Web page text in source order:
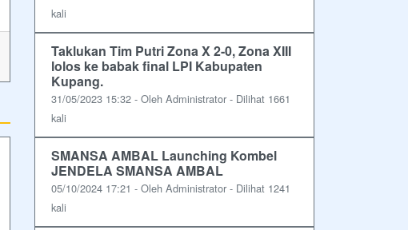
kali
Taklukan Tim Putri Zona X 2-0, Zona XIII
lolos ke babak final LPI Kabupaten
Kupang.
31/05/2023 15:32 - Oleh Administrator - Dilihat 1661
kali
SMANSA AMBAL Launching Kombel
JENDELA SMANSA AMBAL
05/10/2024 17:21 - Oleh Administrator - Dilihat 1241
kali